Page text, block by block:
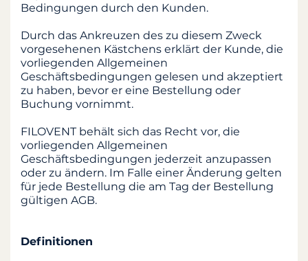
Bedingungen durch den Kunden.
Durch das Ankreuzen des zu diesem Zweck
vorgesehenen Kästchens erklärt der Kunde, die
vorliegenden Allgemeinen
Geschäftsbedingungen gelesen und akzeptiert
zu haben, bevor er eine Bestellung oder
Buchung vornimmt.
FILOVENT behält sich das Recht vor, die
vorliegenden Allgemeinen
Geschäftsbedingungen jederzeit anzupassen
oder zu ändern. Im Falle einer Änderung gelten
für jede Bestellung die am Tag der Bestellung
gültigen AGB.
Definitionen